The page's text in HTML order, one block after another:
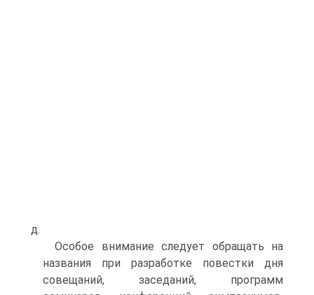
д.
Особое внимание следует обращать на
названия при разработке повестки дня
совещаний, заседаний, программ